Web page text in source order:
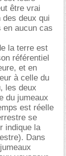
être vrai
deux qui
en aucun cas
la terre est
référentiel
et en
à celle du
les deux
du jumeaux
est réelle
se
indique la
Dans